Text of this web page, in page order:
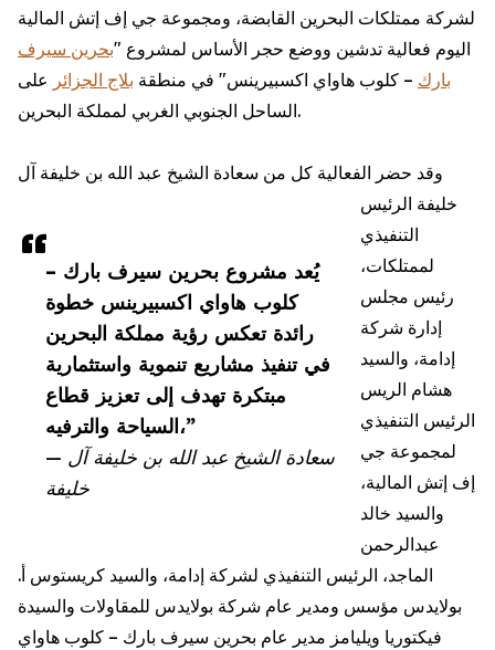
يُعد مشروع بحرين سيرف بارك –
كلوب هاواي اكسبيرينس خطوة
رائدة تعكس رؤية مملكة البحرين
في تنفيذ مشاريع تنموية واستثمارية
مبتكرة تهدف إلى تعزيز قطاع
السياحة والترفيه،”
— سعادة الشيخ عبد الله بن خليفة آل
خليفة
لشركة ممتلكات البحرين القابضة، ومجموعة جي إف إتش المالية
اليوم فعالية تدشين ووضع حجر الأساس لمشروع "بحرين سيرف
بارك – كلوب هاواي اكسبيرينس" في منطقة بلاج الجزائر على
الساحل الجنوبي الغربي لمملكة البحرين.
وقد حضر الفعالية كل من سعادة الشيخ عبد الله بن خليفة آل
خليفة الرئيس
التنفيذي
لممتلكات،
رئيس مجلس
إدارة شركة
إدامة، والسيد
هشام الريس
الرئيس التنفيذي
لمجموعة جي
إف إتش المالية،
والسيد خالد
عبدالرحمن
الماجد، الرئيس التنفيذي لشركة إدامة، والسيد كريستوس أ.
بولايدس مؤسس ومدير عام شركة بولايدس للمقاولات والسيدة
فيكتوريا ويليامز مدير عام بحرين سيرف بارك – كلوب هاواي